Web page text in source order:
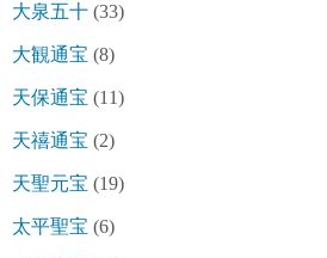
大泉五十 (33)
大観通宝 (8)
天保通宝 (11)
天禧通宝 (2)
天聖元宝 (19)
太平聖宝 (6)